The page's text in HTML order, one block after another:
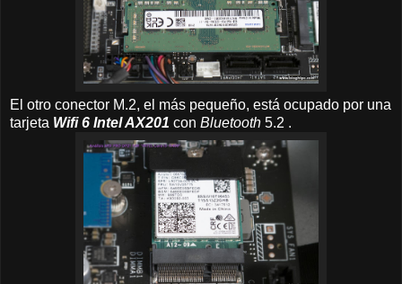
El otro conector M.2, el más pequeño, está ocupado por una
tarjeta Wifi 6 Intel AX201 con Bluetooth 5.2 .